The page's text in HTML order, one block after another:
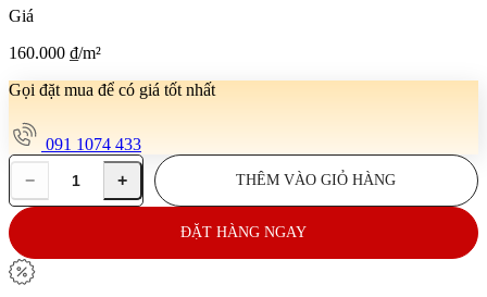
Giá
160.000 ₫/m²
Gọi đặt mua để có giá tốt nhất
091 1074 433
Gạch
lát
nền
40x40
CP-
LUX4100
− + THÊM VÀO GIỎ HÀNG
ĐẶT HÀNG NGAY